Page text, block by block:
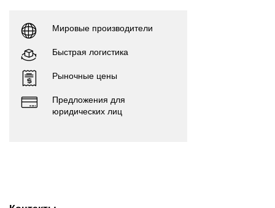
Мировые производители
Быстрая логистика
Рыночные цены
Предложения для
юридических лиц